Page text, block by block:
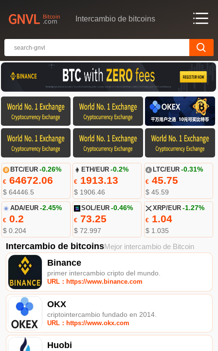
Intercambio de bitcoins
BTC/EUR -0.26%
€64672.06
$ 64446.5
ETH/EUR -0.2%
€ 1913.13
$ 1906.46
LTC/EUR -0.31%
€45.75
$ 45.59
ADA/EUR -2.45%
€0.2
$ 0.204
SOL/EUR -0.46%
€ 73.25
$ 72.997
XRP/EUR -1.27%
€1.04
$ 1.035
Intercambio de bitcoinsMejor intercambio de Bitcoin
Binance
primer intercambio cripto del mundo.
URL：https://www.binance.com
OKX
criptointercambio fundado en 2014.
URL：https://www.okx.com
Huobi